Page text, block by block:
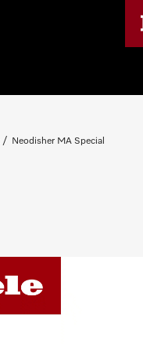
Neodisher MA Special